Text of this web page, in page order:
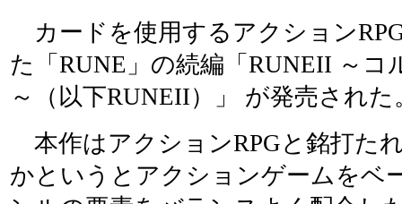
カードを使用するアクション
た「RUNE」の続編「RUNEII ～コ
～（以下RUNEII）」 が発売された
本作はアクションRPGと銘打た
かというとアクションゲームをベ